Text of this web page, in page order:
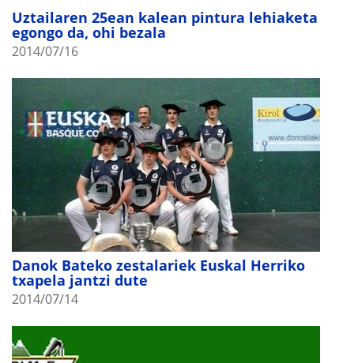
Uztailaren 25ean kalean pintura lehiaketa
egongo da, ohi bezala
2014/07/16
Danok Bateko zestalariek Euskal Herriko
txapela jantzi dute
2014/07/14